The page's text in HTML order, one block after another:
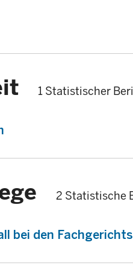
1 Statistischer
2 Statistische
bei den